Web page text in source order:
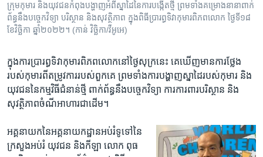
ក្រុម​កុមារ និង​យុវជន​កំពុង​បង្ហាញ​អំពី​ស្នាដៃ​នៃ​ការ​បង្កើត​ថ្មី ព្រម​ទាំង​គម្រោង​នានា​ពាក់
ព័ន្ធ​នឹង​បច្ចេកវិទ្យា បរិស្ថាន និង​សុវត្ថិភាព​ ​ក្នុង​ពិធី​ប្រារព្ធ​ទិវា​កុមារ​ពិភពលោក ថ្ងៃទី​១៨
ខែ​វិច្ឆិកា ឆ្នាំ​២០២២។ (កាន់ វិច្ឆិកា/វីអូអេ)
ក្នុង​ការប្រារព្ធ​ទិវា​កុមារ​ពិភព​លោក​នៅ​ថ្ងៃសុក្រនេះ គេ​ឃើញ​មានការ​ថ្លែង​
របស់​កុមារ​ពី​តម្រូវ​ការ​របស់​ពួកគេ ព្រមទាំងការបង្ហាញ​ស្នាដៃ​របស់​កុមារ និង​
យុវជន​នៃ​កម្មវិធីជំនាន់ថ្មី ពាក់ព័ន្ធ​នឹង​បច្ចេកវិទ្យា ​ការ​ការពារ​បរិស្ថាន និង​
សុវត្ថិភាព​ចំណីអាហារ​ជាដើម។
អគ្គនាយក​នៃ​អគ្គនាយកដ្ឋាន​អប់រំ​ទូទៅ​នៃ​
ក្រសួង​អប់រំ​ យុវជន និង​កីឡា លោក ពុធ